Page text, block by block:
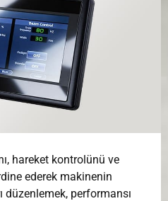
hareket kontrolünü ve
ederek makinenin
düzenlemek, performansı